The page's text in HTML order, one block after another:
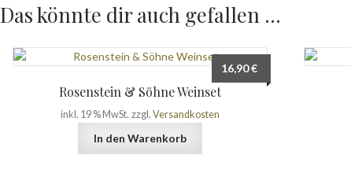
Das könnte dir auch gefallen …
Rosenstein & Söhne Weinset
16,90€
inkl. 19 % MwSt. zzgl. Versandkosten
In den Warenkorb